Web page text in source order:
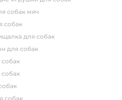
собак мяч
собак
для собак
для собак
собак
собак
собак